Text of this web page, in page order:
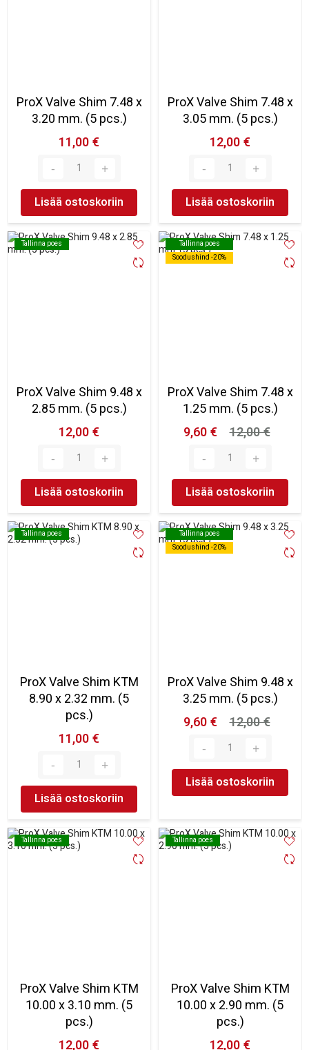
ProX Valve Shim 7.48 x
3.20 mm. (5 pcs.)
11,00 €
Lisää ostoskoriin
ProX Valve Shim 7.48 x
3.05 mm. (5 pcs.)
12,00 €
Lisää ostoskoriin
Tallinna poes
Tallinna poes
ProX Valve Shim 9.48 x
2.85 mm. (5 pcs.)
12,00 €
Lisää ostoskoriin
Tallinna poes
Soodushind -20%
Tallinna poes
Soodushind -20%
ProX Valve Shim 7.48 x
1.25 mm. (5 pcs.)
9,60 €
12,00 €
Lisää ostoskoriin
Tallinna poes
Tallinna poes
ProX Valve Shim KTM
8.90 x 2.32 mm. (5
pcs.)
11,00 €
Lisää ostoskoriin
Tallinna poes
Soodushind -20%
Tallinna poes
Soodushind -20%
ProX Valve Shim 9.48 x
3.25 mm. (5 pcs.)
9,60 €
12,00 €
Lisää ostoskoriin
Tallinna poes
Tallinna poes
ProX Valve Shim KTM
10.00 x 3.10 mm. (5
pcs.)
12,00 €
Tallinna poes
Tallinna poes
ProX Valve Shim KTM
10.00 x 2.90 mm. (5
pcs.)
12,00 €